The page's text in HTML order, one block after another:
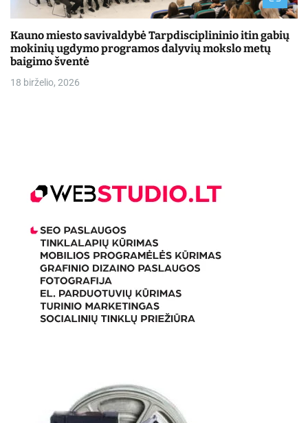
Kauno miesto savivaldybė Tarpdisciplininio itin gabių
mokinių ugdymo programos dalyvių mokslo metų
baigimo šventė
18 birželio, 2026